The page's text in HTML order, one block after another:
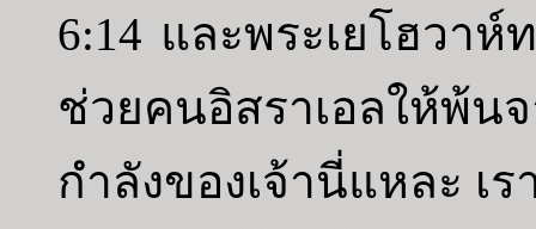
6:14 และพระเยโฮวาห์
ช่วยคนอิสราเอลให้พ้น
กำลังของเจ้านี่แหละ เ